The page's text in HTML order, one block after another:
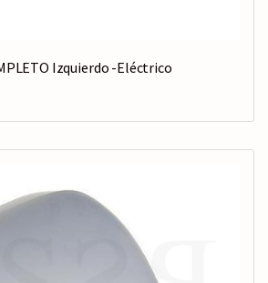
Izquierdo -Eléctrico